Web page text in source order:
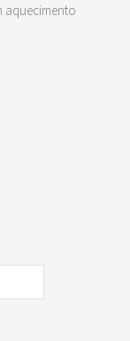
aquecimento